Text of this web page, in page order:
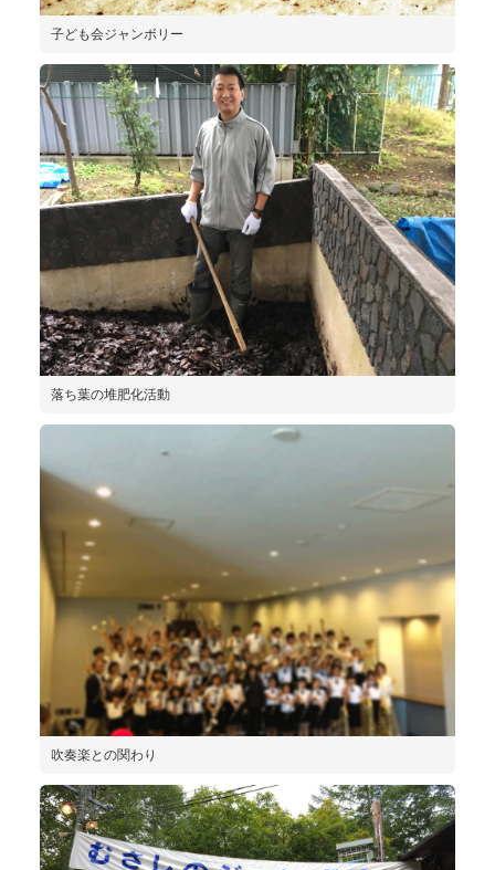
子ども会ジャンボリー
落ち葉の堆肥化活動
吹奏楽との関わり